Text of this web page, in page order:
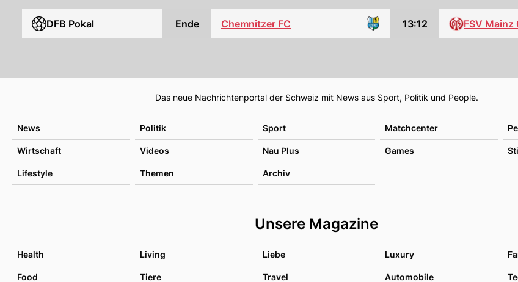
DFB Pokal Ende Chemnitzer FC 13:12 FSV Mainz
Footer
Das neue Nachrichtenportal der Schweiz mit News aus Sport, Politik und People.
News Politik Sport Matchcenter
Wirtschaft Videos Nau Plus Games
Lifestyle Themen Archiv
Unsere Magazine
Health Living Liebe Luxury
Food Tiere Travel Automobile